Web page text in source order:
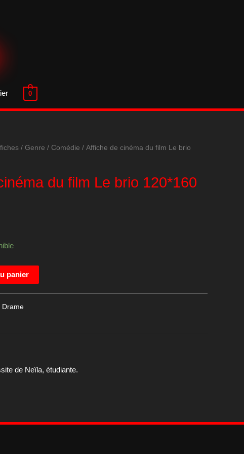
0
/ Genre / Comédie / Affiche de cinéma du film Le brio
du film Le brio 120*160
panier
Drame
de Neïla, étudiante.